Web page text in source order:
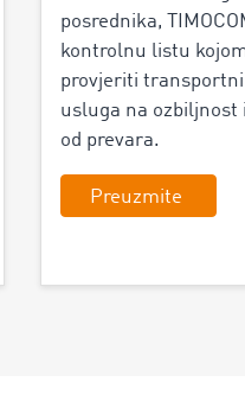
posrednika,
kontrolnu listu
provjeriti
usluga na ozbiljnost
od prevara.
Preuzmite